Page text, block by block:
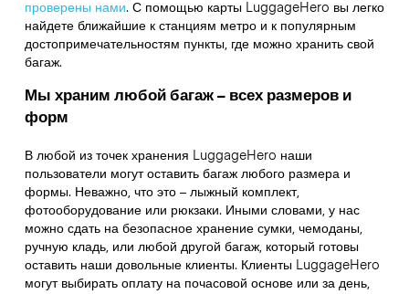
проверены нами. С помощью карты LuggageHero вы легко
найдете ближайшие к станциям метро и к популярным
достопримечательностям пункты, где можно хранить свой
багаж.
Мы храним любой багаж – всех размеров и
форм
В любой из точек хранения LuggageHero наши
пользователи могут оставить багаж любого размера и
формы. Неважно, что это – лыжный комплект,
фотооборудование или рюкзаки. Иными словами, у нас
можно сдать на безопасное хранение сумки, чемоданы,
ручную кладь, или любой другой багаж, который готовы
оставить наши довольные клиенты. Клиенты LuggageHero
могут выбирать оплату на почасовой основе или за день,